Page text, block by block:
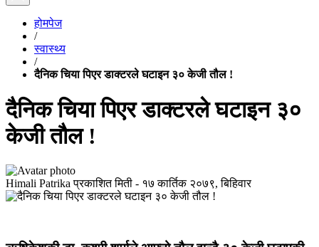
होमपेज
/
स्वास्थ्य
/
दैनिक चिया पिएर डाक्टरले घटाइन ३० केजी तौल !
दैनिक चिया पिएर डाक्टरले घटाइन ३०
केजी तौल !
Himali Patrika प्रकाशित मिती - १७ कार्तिक २०७९, बिहिवार